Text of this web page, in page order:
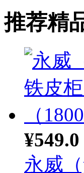
推荐精
¥549.0
永威